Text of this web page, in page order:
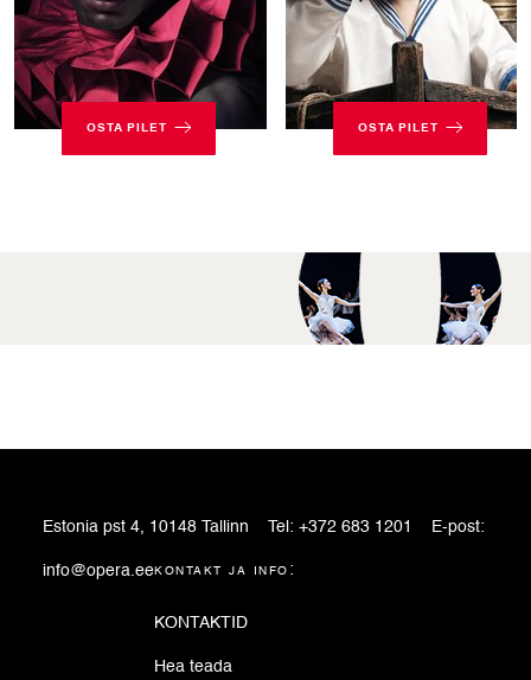
OSTA PILET OSTA PILET
Estonia pst 4, 10148 Tallinn Tel: +372 683 1201 E-post:
info@opera.eekontakt ja info:
KONTAKTID
Hea teada